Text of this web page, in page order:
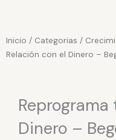
Inicio / Categorias /
Relación con el Dinero –
Dinero –